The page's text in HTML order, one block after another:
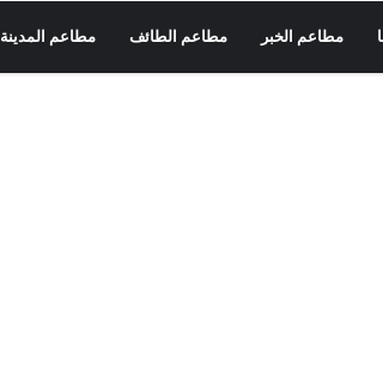
مطاعم الخبر مطاعم الطائف مطاعم المدينة